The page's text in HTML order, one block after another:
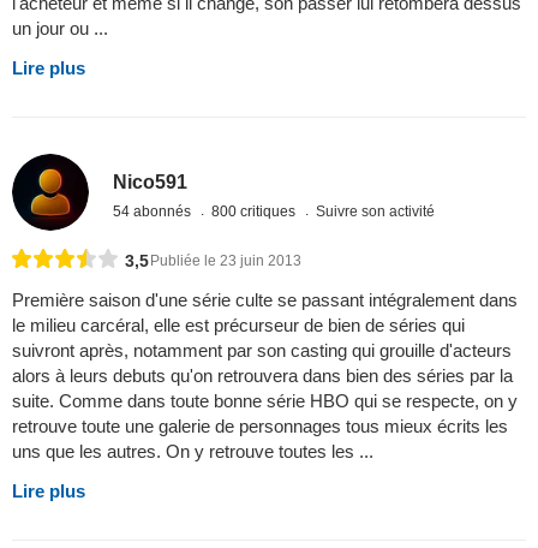
un jour ou ...
Lire plus
Nico591
54 abonnés 800 critiques Suivre son activité
3,5 Publiée le 23 juin 2013
Première saison d'une série culte se passant intégralement dans
le milieu carcéral, elle est précurseur de bien de séries qui
suivront après, notamment par son casting qui grouille d'acteurs
alors à leurs debuts qu'on retrouvera dans bien des séries par la
suite. Comme dans toute bonne série HBO qui se respecte, on y
retrouve toute une galerie de personnages tous mieux écrits les
uns que les autres. On y retrouve toutes les ...
Lire plus